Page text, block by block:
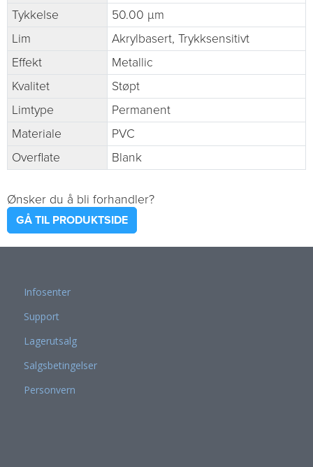
Tykkelse
50.00 µm
Lim
Akrylbasert, Trykksensitivt
Effekt
Metallic
Kvalitet
Støpt
Limtype
Permanent
Materiale
PVC
Overflate
Blank
Ønsker du å bli forhandler?
GÅ TIL PRODUKTSIDE
Infosenter
Support
Lagerutsalg
Salgsbetingelser
Personvern